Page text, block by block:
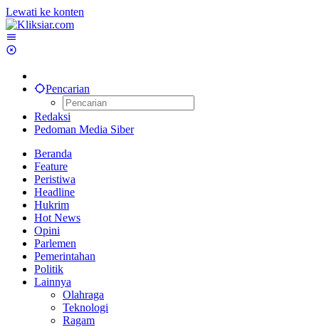
Lewati ke konten
Pencarian
Redaksi
Pedoman Media Siber
Beranda
Feature
Peristiwa
Headline
Hukrim
Hot News
Opini
Parlemen
Pemerintahan
Politik
Lainnya
Olahraga
Teknologi
Ragam